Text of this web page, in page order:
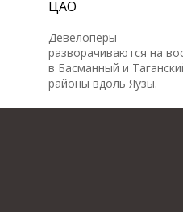
ЦАО
Девелоперы
разворачиваются на
в Басманный и
районы вдоль Яузы.